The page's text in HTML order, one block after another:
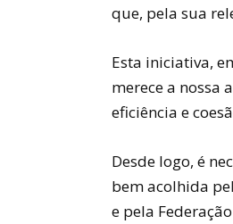
que, pela sua
Esta iniciativa,
merece a nossa
eficiência e
Desde logo, é
bem acolhida
e pela